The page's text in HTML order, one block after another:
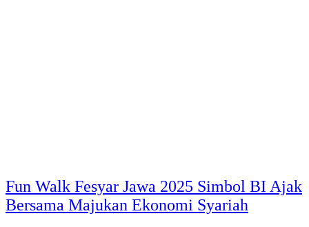
Fun Walk Fesyar Jawa 2025 Simbol BI Ajak
Bersama Majukan Ekonomi Syariah